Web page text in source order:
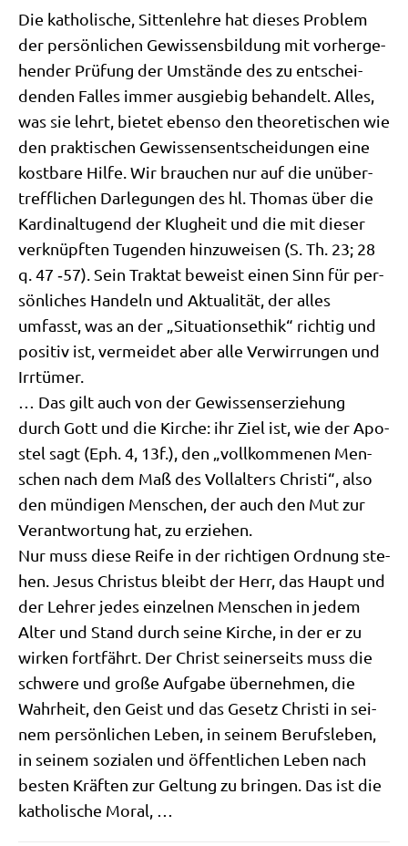
Die katho­li­sche, Sit­ten­leh­re hat die­ses Pro­blem
der per­sön­li­chen Gewis­sens­bil­dung mit vor­her­ge­
hen­der Prü­fung der Umstän­de des zu ent­schei­
den­den Fal­les immer aus­gie­big behan­delt. Alles,
was sie lehrt, bie­tet eben­so den theo­re­ti­schen wie
den prak­ti­schen Gewis­sens­ent­schei­dun­gen eine
kost­ba­re Hil­fe. Wir brau­chen nur auf die unüber­
treff­li­chen Dar­le­gun­gen des hl. Tho­mas über die
Kar­di­nal­tu­gend der Klug­heit und die mit die­ser
ver­knüpf­ten Tugen­den hin­zu­wei­sen (S. Th. 23; 28
q. 47 ‑57). Sein Trak­tat beweist einen Sinn für per­
sön­li­ches Han­deln und Aktua­li­tät, der alles
umfasst, was an der „Situa­ti­ons­ethik“ rich­tig und
posi­tiv ist, ver­mei­det aber alle Ver­wir­run­gen und
Irrtümer.
… Das gilt auch von der Gewis­sens­er­zie­hung
durch Gott und die Kir­che: ihr Ziel ist, wie der Apo­
stel sagt (Eph. 4, 13f.), den „voll­kom­me­nen Men­
schen nach dem Maß des Voll­al­ters Chri­sti“, also
den mün­di­gen Men­schen, der auch den Mut zur
Ver­ant­wor­tung hat, zu erziehen.
Nur muss die­se Rei­fe in der rich­ti­gen Ord­nung ste­
hen. Jesus Chri­stus bleibt der Herr, das Haupt und
der Leh­rer jedes ein­zel­nen Men­schen in jedem
Alter und Stand durch sei­ne Kir­che, in der er zu
wir­ken fort­fährt. Der Christ sei­ner­seits muss die
schwe­re und gro­ße Auf­ga­be über­neh­men, die
Wahr­heit, den Geist und das Gesetz Chri­sti in sei­
nem per­sön­li­chen Leben, in sei­nem Berufs­le­ben,
in sei­nem sozia­len und öffent­li­chen Leben nach
besten Kräf­ten zur Gel­tung zu brin­gen. Das ist die
katho­li­sche Moral, …